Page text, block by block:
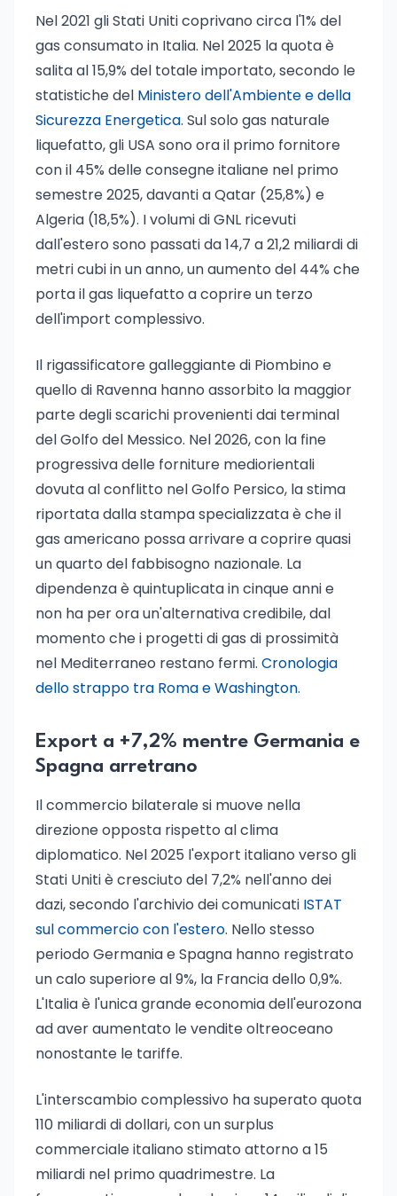
Nel 2021 gli Stati Uniti coprivano circa l'1% del
gas consumato in Italia. Nel 2025 la quota è
salita al 15,9% del totale importato, secondo le
statistiche del Ministero dell'Ambiente e della
Sicurezza Energetica. Sul solo gas naturale
liquefatto, gli USA sono ora il primo fornitore
con il 45% delle consegne italiane nel primo
semestre 2025, davanti a Qatar (25,8%) e
Algeria (18,5%). I volumi di GNL ricevuti
dall'estero sono passati da 14,7 a 21,2 miliardi di
metri cubi in un anno, un aumento del 44% che
porta il gas liquefatto a coprire un terzo
dell'import complessivo.
Il rigassificatore galleggiante di Piombino e
quello di Ravenna hanno assorbito la maggior
parte degli scarichi provenienti dai terminal
del Golfo del Messico. Nel 2026, con la fine
progressiva delle forniture mediorientali
dovuta al conflitto nel Golfo Persico, la stima
riportata dalla stampa specializzata è che il
gas americano possa arrivare a coprire quasi
un quarto del fabbisogno nazionale. La
dipendenza è quintuplicata in cinque anni e
non ha per ora un'alternativa credibile, dal
momento che i progetti di gas di prossimità
nel Mediterraneo restano fermi. Cronologia
dello strappo tra Roma e Washington.
Export a +7,2% mentre Germania e
Spagna arretrano
Il commercio bilaterale si muove nella
direzione opposta rispetto al clima
diplomatico. Nel 2025 l'export italiano verso gli
Stati Uniti è cresciuto del 7,2% nell'anno dei
dazi, secondo l'archivio dei comunicati ISTAT
sul commercio con l'estero. Nello stesso
periodo Germania e Spagna hanno registrato
un calo superiore al 9%, la Francia dello 0,9%.
L'Italia è l'unica grande economia dell'eurozona
ad aver aumentato le vendite oltreoceano
nonostante le tariffe.
L'interscambio complessivo ha superato quota
110 miliardi di dollari, con un surplus
commerciale italiano stimato attorno a 15
miliardi nel primo quadrimestre. La